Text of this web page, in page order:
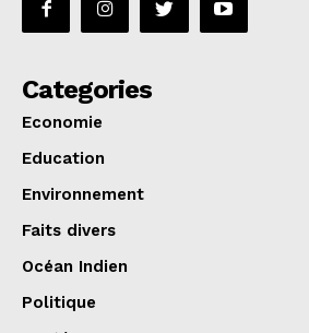
Categories
Economie
Education
Environnement
Faits divers
Océan Indien
Politique